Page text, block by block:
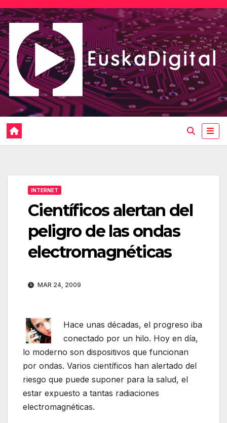
Saltar
al
contenido
INTERNET
Científicos alertan del
peligro de las ondas
electromagnéticas
MAR 24, 2009
Hace unas décadas, el progreso iba
conectado por un hilo. Hoy en día,
lo moderno son dispositivos que funcionan
por ondas. Varios científicos han alertado del
riesgo que puede suponer para la salud, el
estar expuesto a tantas radiaciones
electromagnéticas.